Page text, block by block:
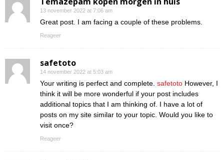
13 november 2022 at 7:06 am
Great post. I am facing a couple of these problems.
Reageer
safetoto
14 november 2022 at 5:03 am
Your writing is perfect and complete. safetoto However, I
think it will be more wonderful if your post includes
additional topics that I am thinking of. I have a lot of
posts on my site similar to your topic. Would you like to
visit once?
Reageer